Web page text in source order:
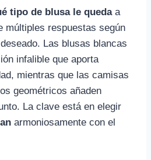
tipo de blusa le quedaa
múltiples respuestas según
Las blusas blancas
infalible que aporta
mientras que las camisas
geométricos añaden
La clave está en elegir
armoniosamente con el